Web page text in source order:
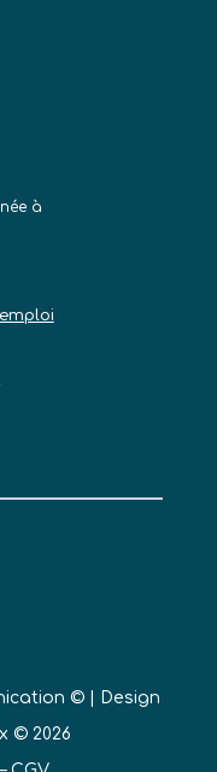
à
© | Design
© 2026